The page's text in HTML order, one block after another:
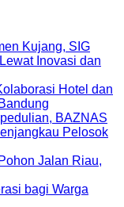
Kujang, SIG
Inovasi dan
Hotel dan
BAZNAS
Pelosok
Jalan Riau,
bagi Warga